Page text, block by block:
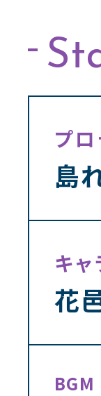
プ
島
キ
花
BGM